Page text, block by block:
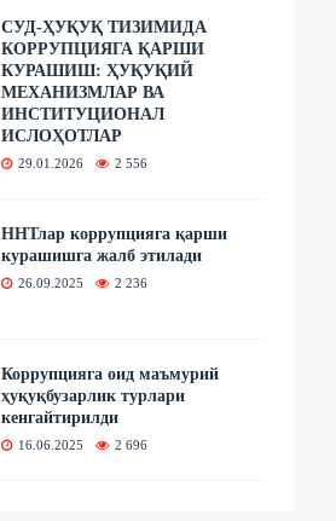
СУД-ҲУҚУҚ ТИЗИМИДА
КОРРУПЦИЯГА ҚАРШИ
КУРАШИШ: ҲУҚУҚИЙ
МЕХАНИЗМЛАР ВА
ИНСТИТУЦИОНАЛ
ИСЛОҲОТЛАР
29.01.2026 2 556
ННТлар коррупцияга қарши
курашишга жалб этилади
26.09.2025 2 236
Коррупцияга оид маъмурий
ҳуқуқбузарлик турлари
кенгайтирилди
16.06.2025 2 696